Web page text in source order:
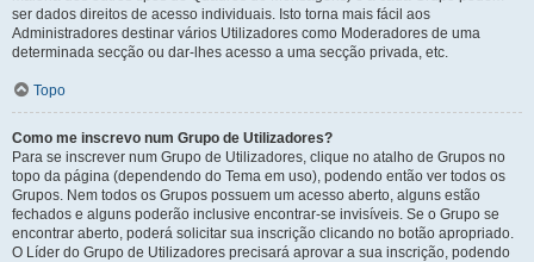
ser dados direitos de acesso individuais. Isto torna mais fácil aos
Administradores destinar vários Utilizadores como Moderadores de uma
determinada secção ou dar-lhes acesso a uma secção privada, etc.
Topo
Como me inscrevo num Grupo de Utilizadores?
Para se inscrever num Grupo de Utilizadores, clique no atalho de Grupos no
topo da página (dependendo do Tema em uso), podendo então ver todos os
Grupos. Nem todos os Grupos possuem um acesso aberto, alguns estão
fechados e alguns poderão inclusive encontrar-se invisíveis. Se o Grupo se
encontrar aberto, poderá solicitar sua inscrição clicando no botão apropriado.
O Líder do Grupo de Utilizadores precisará aprovar a sua inscrição, podendo